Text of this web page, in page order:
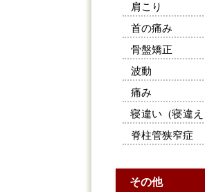
肩こり
首の痛み
骨盤矯正
波動
痛み
寝違い（寝違え
脊柱管狭窄症
その他